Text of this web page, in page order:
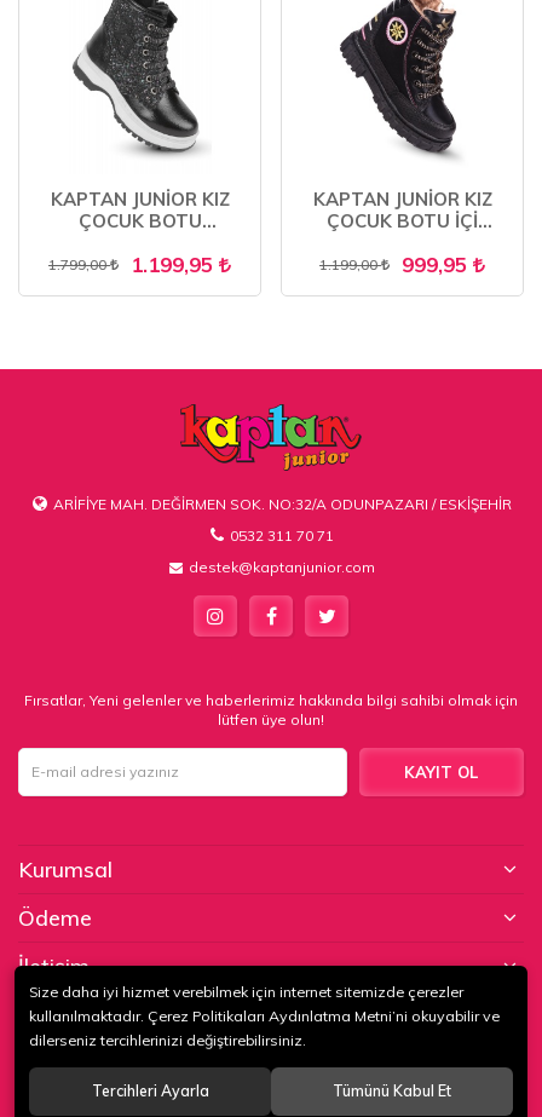
KAPTAN JUNİOR KIZ
ÇOCUK BOTU
1.799,00 1.199,95
KAPTAN JUNİOR KIZ
ÇOCUK BOTU İÇİ
1.199,00 999,95
ARİFİYE MAH. DEĞİRMEN SOK. NO:32/A ODUNPAZARI / ESKİŞEHİR
0532 311 70 71
destek@kaptanjunior.com
Fırsatlar, Yeni gelenler ve haberlerimiz hakkında bilgi sahibi olmak için
lütfen üye olun!
KAYIT OL
Kurumsal
Ödeme
İletişim
© 2020KAPTAN KUNDURA DERİ MAMÜLLERİ KONF. TİC. VE SAN. LTD.
ŞTİ. Tüm hakları saklıdır.
Size daha iyi hizmet verebilmek için internet sitemizde çerezler
kullanılmaktadır. Çerez Politikaları Aydınlatma Metni’ni okuyabilir ve
dilerseniz tercihlerinizi değiştirebilirsiniz.
Tercihleri Ayarla Tümünü Kabul Et